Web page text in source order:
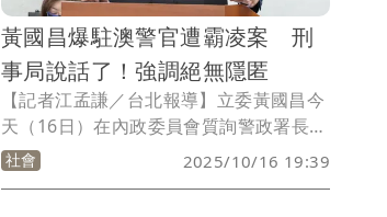
黃國昌爆駐澳警官遭霸凌案 刑
事局說話了！強調絕無隱匿
【記者江孟謙／台北報導】立委黃國昌今
天（16日）在內政委員會質詢警政署長張
榮興，透露接到警察投訴，曾任刑事局駐
澳聯絡官的警官遭上司公開羞辱、霸凌，
社會 2025/10/16 19:39